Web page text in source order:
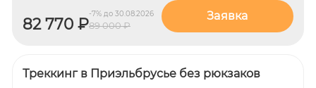
82 770 ₽
-7% до 30.08.2026
89 000 ₽
Заявка
Треккинг в Приэльбрусье без рюкзаков